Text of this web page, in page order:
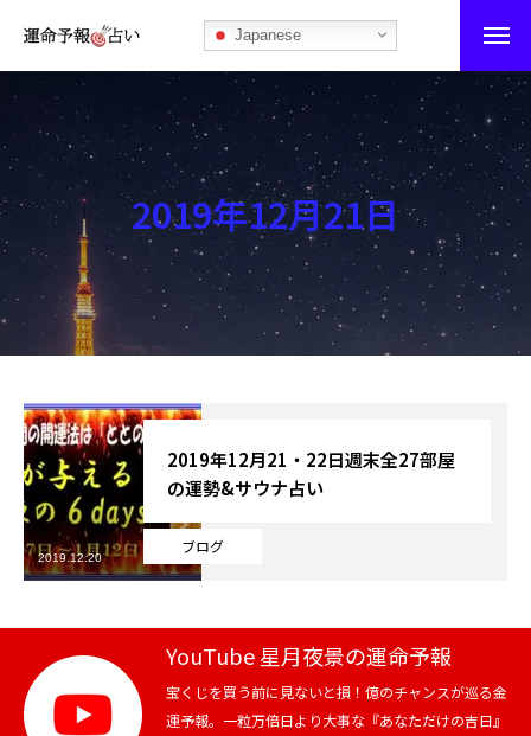
Japanese
運命予報占い
運命予報占いとは
あなたの所属部屋を探そう！
最恐の相性占い
秘伝公開！吉凶カレンダー
記事カテゴリー
ブログ
お知らせ
芸能界
テニス
スポーツ
2019年12月21日
ブログ
2019年12月21・22日週末全27部屋
の運勢&サウナ占い
2019.12.20
YouTube 星月夜景の運命予報
宝くじを買う前に見ないと損！億のチャンスが巡る金
運予報。一粒万倍日より大事な『あなただけの吉日』